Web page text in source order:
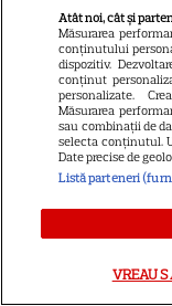
Atât noi, cât și
Măsurarea
conținutului
dispozitiv.
conținut
personalizate.
Măsurarea
sau combinații de
selecta conținutul.
Date precise de
Listă parteneri
VREAU